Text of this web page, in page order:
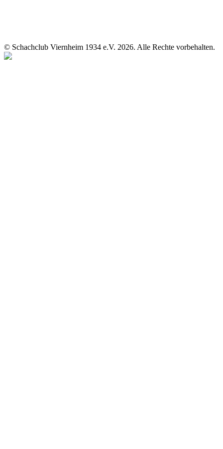
© Schachclub Viernheim 1934 e.V. 2026. Alle Rechte vorbehalten.